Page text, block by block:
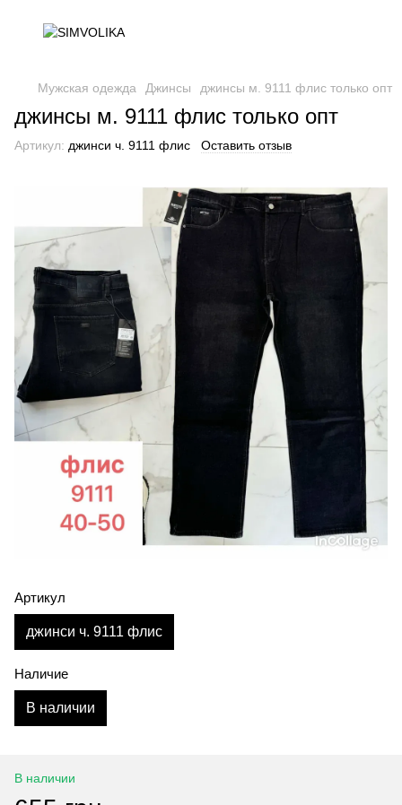
Мужская одежда Джинсы джинсы м. 9111 флис только опт
джинсы м. 9111 флис только опт
Артикул: джинси ч. 9111 флис Оставить отзыв
Артикул
джинси ч. 9111 флис
Наличие
В наличии
В наличии